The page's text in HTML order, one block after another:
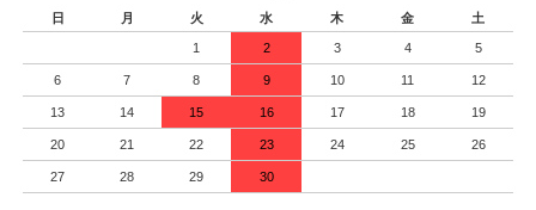
日
月 火 水 木 金 土
1 2 3 4 5
6 7 8 9 10 11 12
13 14 15 16 17 18 19
20 21 22 23 24 25 26
27 28 29 30